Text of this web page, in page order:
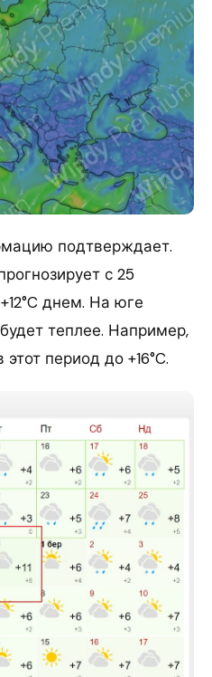
подтверждает.
с 25
днем. На юге
теплее. Например,
период до +16°C.